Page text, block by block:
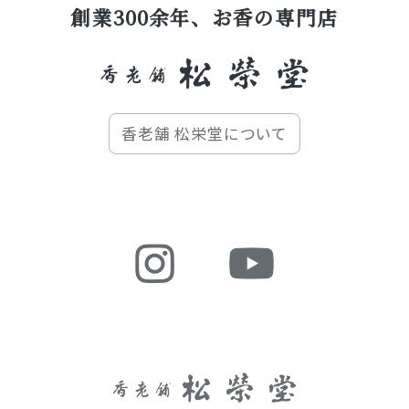
創業300余年、お香の専門店
香老舗 松栄堂について